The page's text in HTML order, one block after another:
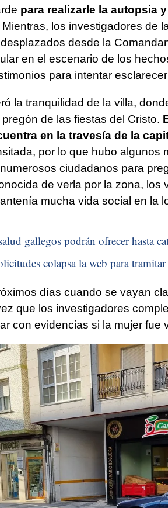
para realizarle la autopsia
Mientras, los investigadores de
desde la
en el escenario de los
para intentar
la tranquilidad de la villa,
de las fiestas del Cristo.
en la travesía de la
por lo que hubo algunos
ciudadanos para
de verla por la zona, los
mucha vida social en la
gallegos podrán ofrecer hasta
colapsa la web para
días cuando se vayan
que los investigadores
con evidencias si la mujer fue